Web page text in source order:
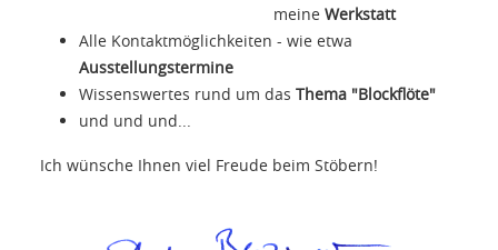
meine Werkstatt
Alle Kontaktmöglichkeiten - wie etwa
Ausstellungstermine
Wissenswertes rund um das Thema "Blockflöte"
und und und...
Ich wünsche Ihnen viel Freude beim Stöbern!